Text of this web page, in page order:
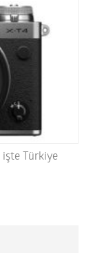
işte Türkiye